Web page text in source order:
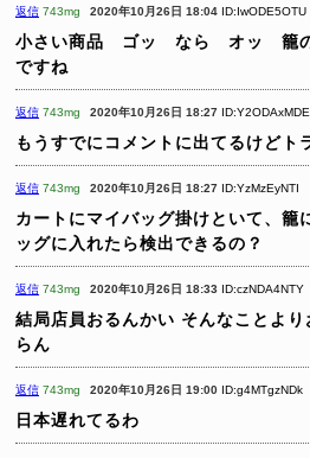
返信 743mg 2020年10月26日 18:04 ID:IwODE5OTU
小さい商品 ゴッ なら オッ 籠
ですね
返信 743mg 2020年10月26日 18:27 ID:Y2ODAxMDE
もうすでにコメントに出てるけどト
返信 743mg 2020年10月26日 18:27 ID:YzMzEyNTI
カートにマイバッグ掛けといて、籠
ッグに入れたら検出できるの？
返信 743mg 2020年10月26日 18:33 ID:czNDA4NTY
結局店員おるんかい そんなことよ
らん
返信 743mg 2020年10月26日 19:00 ID:g4MTgzNDk
日本遅れてるわ